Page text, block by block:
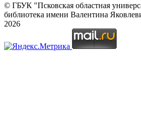
© ГБУК "Псковская областная
библиотека имени Валентина
2026